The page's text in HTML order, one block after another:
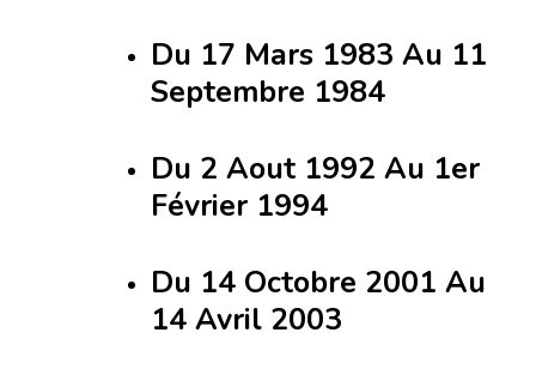
Du 17 Mars 1983 Au 11
Septembre 1984
Du 2 Aout 1992 Au 1er
Février 1994
Du 14 Octobre 2001 Au
14 Avril 2003